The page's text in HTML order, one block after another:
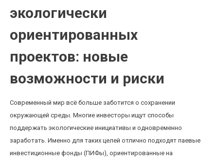
экологически
ориентированных
проектов: новые
возможности и риски
Современный мир всё больше заботится о сохранении
окружающей среды. Многие инвесторы ищут способы
поддержать экологические инициативы и одновременно
заработать. Именно для таких целей отлично подходят паевые
инвестиционные фонды (ПИФы), ориентированные на